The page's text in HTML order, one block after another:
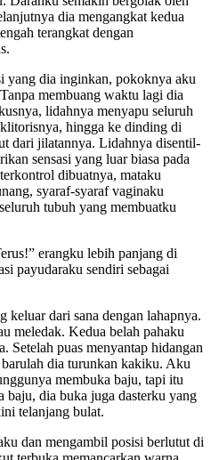
dia mengangkat kedua
terangkat dengan
yang dia inginkan, pokoknya aku
membuang waktu lagi dia
lidahnya menyapu seluruh
hingga ke dinding di
dari jilatannya. Lidahnya disentil-
sensasi yang luar biasa pada
dibuatnya, mataku
syaraf-syaraf vaginaku
tubuh yang membuatku
erangku lebih panjang di
payudaraku sendiri sebagai
keluar dari sana dengan lahapnya.
meledak. Kedua belah pahaku
Setelah puas menyantap hidangan
dia turunkan kakiku. Aku
membuka baju, tapi itu
baju, dia buka juga dasterku yang
telanjang bulat.
dan mengambil posisi berlutut di